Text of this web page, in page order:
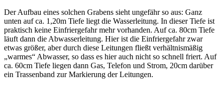
Der Aufbau eines solchen Grabens sieht ungefähr so aus: Ganz
unten auf ca. 1,20m Tiefe liegt die Wasserleitung. In dieser Tiefe ist
praktisch keine Einfriergefahr mehr vorhanden. Auf ca. 80cm Tiefe
läuft dann die Abwasserleitung. Hier ist die Einfriergefahr zwar
etwas größer, aber durch diese Leitungen fließt verhältnismäßig
„warmes“ Abwasser, so dass es hier auch nicht so schnell friert. Auf
ca. 60cm Tiefe liegen dann Gas, Telefon und Strom, 20cm darüber
ein Trassenband zur Markierung der Leitungen.